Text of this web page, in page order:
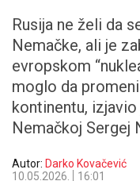
Rusija ne želi da
Nemačke, ali je
evropskom
moglo da
kontinentu,
Nemačkoj Sergej
Autor: Darko Kovačević
10.05.2026.
16:01